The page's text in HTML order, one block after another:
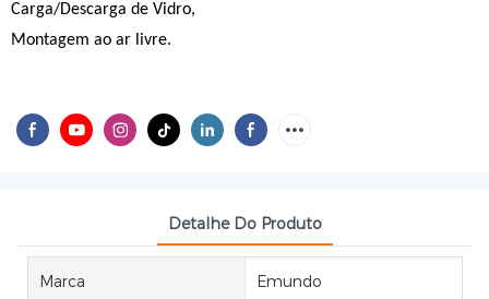
Carga/Descarga de Vidro,
Montagem ao ar livre.
Detalhe Do Produto
Marca Emundo